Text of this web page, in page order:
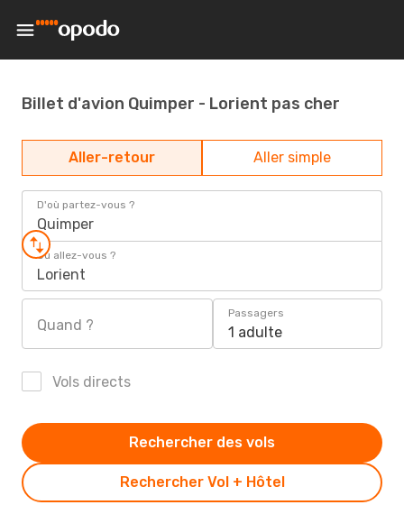
Billet d'avion Quimper - Lorient pas cher
Aller-retour Aller simple
D'où partez-vous ?
Quimper
Où allez-vous ?
Lorient
Quand ?
Passagers
1 adulte
Vols directs
Rechercher Vol + Hôtel
Rechercher des vols